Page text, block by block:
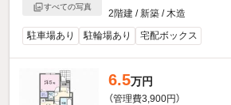
すべての写真
2階建 / 新築 / 木造
駐車場あり
駐輪場あり 宅配ボックス
6.5万円
（管理費3,900円）